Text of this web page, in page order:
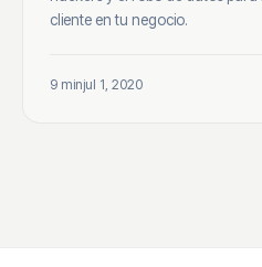
cliente en tu negocio.
9 minjul 1, 2020